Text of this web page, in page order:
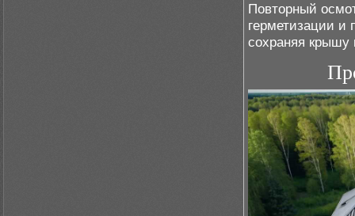
Повторный
герметизации и
сохраняя крышу